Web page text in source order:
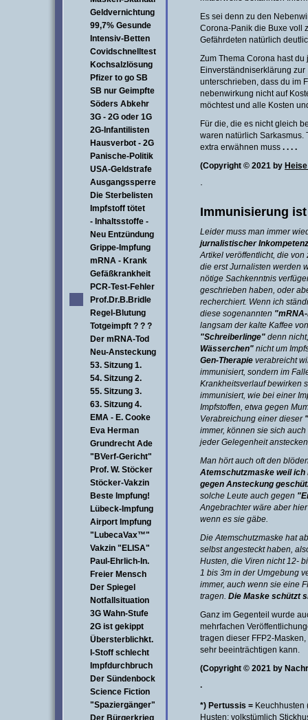
Geldvernichtung
99,7% Gesunde
Intensiv-Betten
Covidschnelltest
Kochsalzlösung
Pfizer to go SB
SB nur Geimpfte
Söders Abkehr
3G - 2G oder 1G
2G-Infantilisten
Hausverbot - 2G
Panische-Politik
USA-Geldstrafe
Ausgangssperre
Die Sterbelisten
Impfstoff tötet
- Inhaltsstoffe -
Neu Entzündung
Grippe-Impfung
mRNA - Krank
Gefäßkrankheit
PCR-Test-Fehler
Prof.Dr.B.Bridle
Regel-Blutung
Totgeimpft ? ? ?
Der mRNA-Tod
Neu-Ansteckung
53. Sitzung 1.
54. Sitzung 2.
55. Sitzung 3.
63. Sitzung 4.
EMA - E. Cooke
Eva Herman
Grundrecht Ade
"BVerf-Gericht"
Prof. W. Stöcker
Stöcker-Vakzin
Beste Impfung!
Lübeck-Impfung
Airport Impfung
"LubecaVax™"
Vakzin "ELISA"
Paul-Ehrlich-In.
Freier Mensch
Der Spiegel
Notfallsituation
3G Wahn-Stufe
2G ist gekippt
Übersterblichkt.
I-Stoff schlecht
Impfdurchbruch
Der Sündenbock
Science Fiction
"Spaziergänger"
Der Bürgerkrieg
Es sei denn zu den
Corona-Panik die Buxe voll
Gefährdeten natürlich
Zum Thema Corona hast
Einverständniserklärung
unterschrieben, dass du im
nebenwirkung nicht auf
möchtest und alle Kosten
Für die, die es nicht gleich
waren natürlich Sarkasmus.
extra erwähnen muss . . . .
(Copyright © 2021 by
·
Immunisierung
Leider muss man immer
jurnalistischer Inkompetenz
Artikel veröffentlicht, die
die erst Jurnalisten werden
nötige Sachkenntnis
geschrieben haben, oder
recherchiert. Wenn ich
diese sogenannten
langsam der kalte Kaffee
"Schreiberlinge" denn
Wässerchen" nicht um
Gen-Therapie verabreicht
immunisiert, sondern im
Krankheitsverlauf bewirken
immunisiert, wie bei einer
Impfstoffen, etwa gegen
Verabreichung einer dieser
immer, können sie sich
jeder Gelegenheit
Man hört auch oft den
Atemschutzmaske weil
gegen Ansteckung
solche Leute auch gegen
Angebrachter wäre aber
wenn es sie gäbe.
Die Atemschutzmaske hat
selbst angesteckt haben,
Husten, die Viren nicht 12-
1 bis 3m in der Umgebung
immer, auch wenn sie eine
tragen. Die Maske schützt
Ganz im Gegenteil wurde
mehrfachen
tragen dieser FFP2-
sehr beeinträchtigen kann.
(Copyright © 2021 by
·
*) Pertussis = Keuchhusten
Husten; volkstümlich